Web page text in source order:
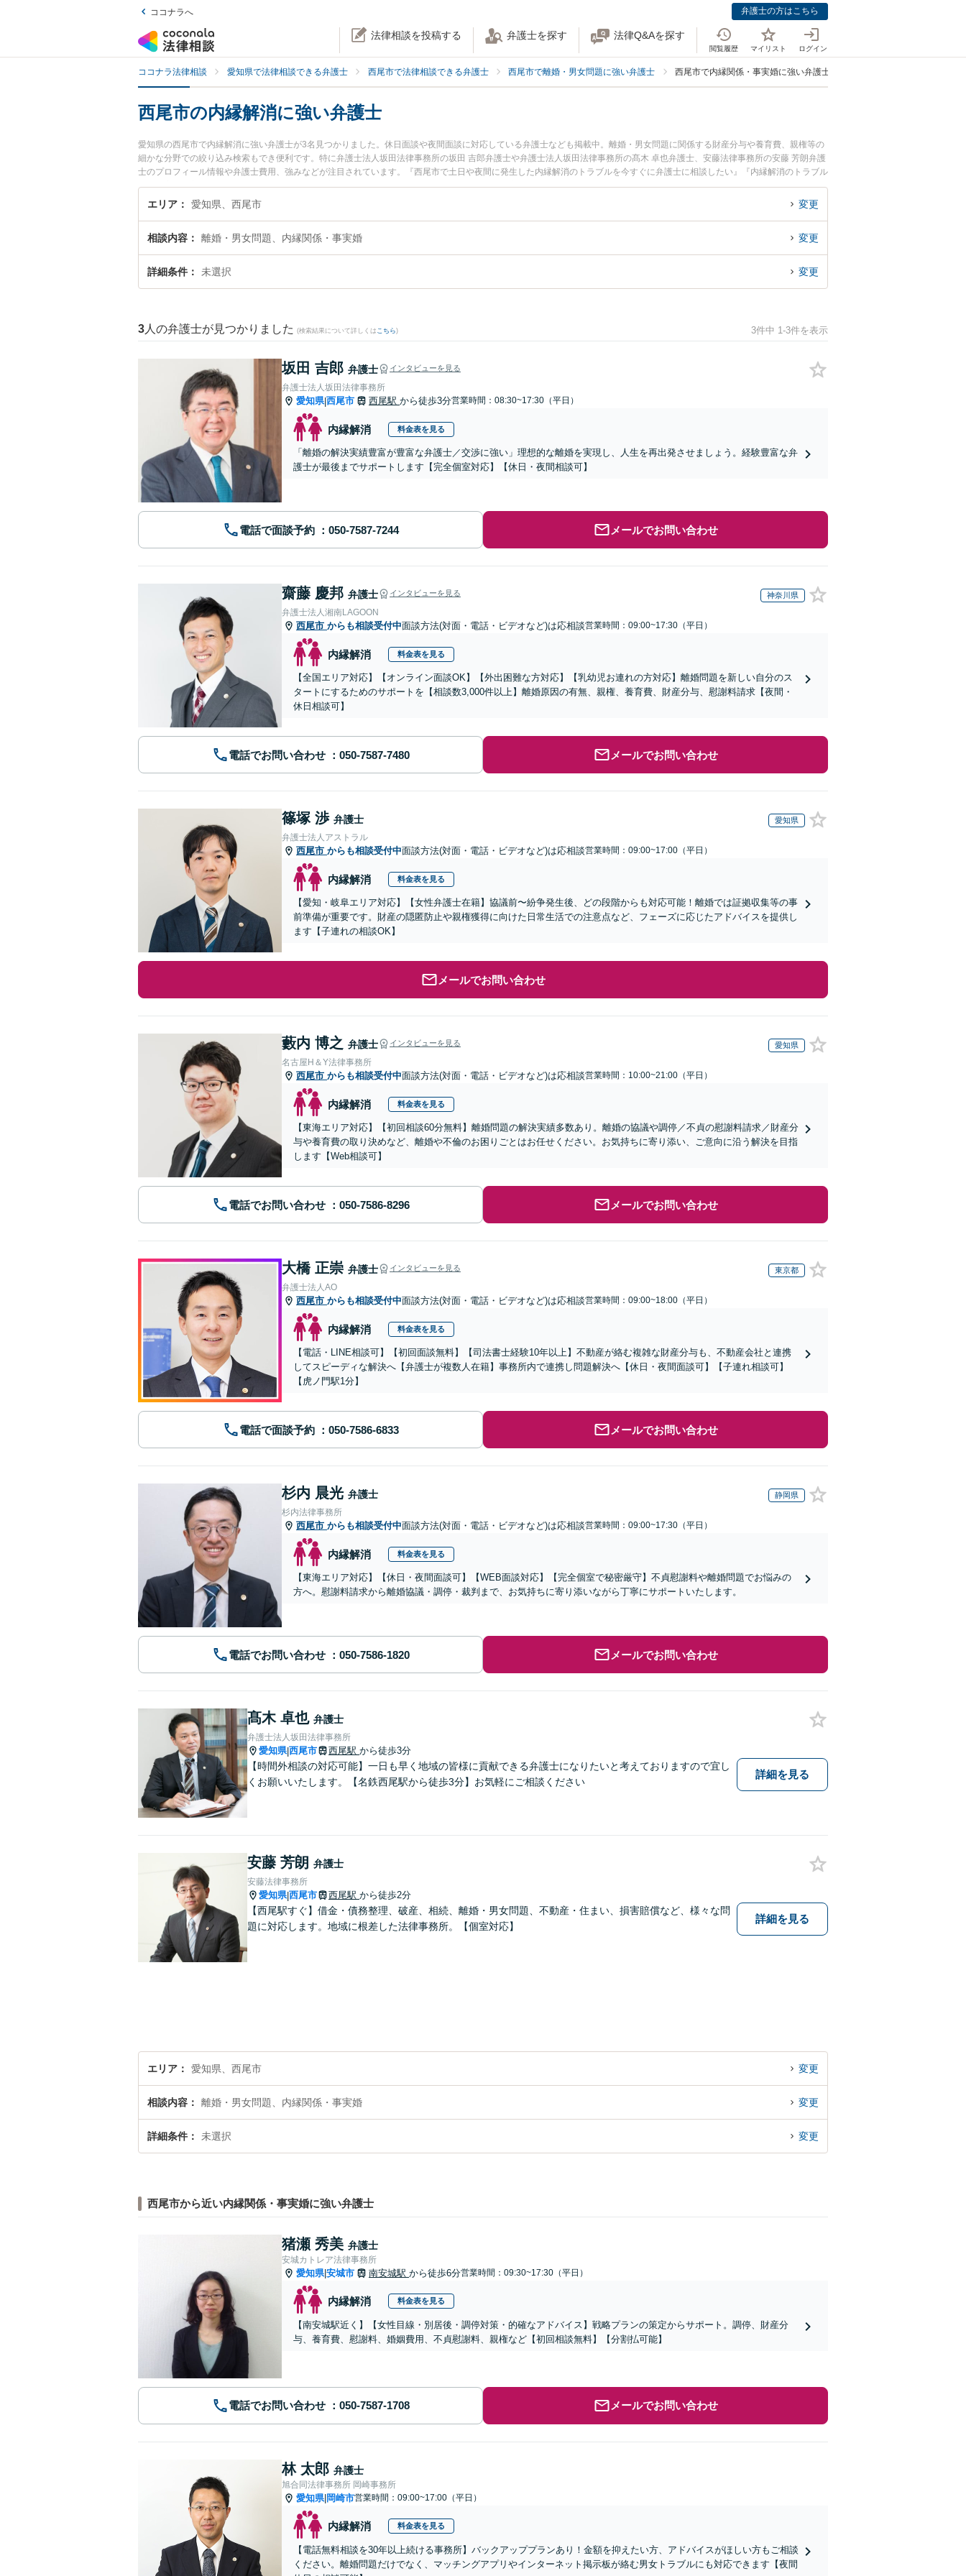
ココナラへ 弁護士の方はこちら
法律相談を投稿する 弁護士を探す 法律Q&Aを探す
閲覧履歴 マイリスト ログイン
ココナラ法律相談 愛知県で法律相談できる弁護士 西尾市で法律相談できる弁護士 西尾市で離婚・男女問題に強い弁護士 西尾市で内縁関係・事実婚に強い弁護士
西尾市の内縁解消に強い弁護士
愛知県の西尾市で内縁解消に強い弁護士が3名見つかりました。休日面談や夜間面談に対応している弁護士なども掲載中。離婚・男女問題に関係する財産分与や養育費、親権等の
細かな分野での絞り込み検索もでき便利です。特に弁護士法人坂田法律事務所の坂田 吉郎弁護士や弁護士法人坂田法律事務所の髙木 卓也弁護士、安藤法律事務所の安藤 芳朗弁護
士のプロフィール情報や弁護士費用、強みなどが注目されています。『西尾市で土日や夜間に発生した内縁解消のトラブルを今すぐに弁護士に相談したい』『内縁解消のトラブル
解決の実績豊富な近くの弁護士を検索したい』『初回相談無料で内縁解消を法律相談できる西尾市内の弁護士に相談予約したい』などでお困りの相談者さんにおすすめです。
エリア 愛知県、西尾市 変更
相談内容 離婚・男女問題、内縁関係・事実婚 変更
詳細条件 未選択 変更
3 人の弁護士が見つかりました (検索結果について詳しくは こちら) 3件中 1-3件を表示
坂田 吉郎 弁護士 インタビューを見る
弁護士法人坂田法律事務所
愛知県|西尾市 西尾駅 から徒歩3分営業時間：08:30~17:30（平日）
内縁解消 料金表を見る
「離婚の解決実績豊富が豊富な弁護士／交渉に強い」理想的な離婚を実現し、人生を再出発させましょう。経験豊富な弁
護士が最後までサポートします【完全個室対応】【休日・夜間相談可】
電話で面談予約 メールでお問い合わせ
齋藤 慶邦 弁護士 インタビューを見る 神奈川県
弁護士法人湘南LAGOON
西尾市 からも相談受付中面談方法(対面・電話・ビデオなど)は応相談営業時間：09:00~17:30（平日）
内縁解消 料金表を見る
【全国エリア対応】【オンライン面談OK】【外出困難な方対応】【乳幼児お連れの方対応】離婚問題を新しい自分のス
タートにするためのサポートを【相談数3,000件以上】離婚原因の有無、親権、養育費、財産分与、慰謝料請求【夜間・
休日相談可】
電話でお問い合わせ メールでお問い合わせ
篠塚 渉 弁護士 愛知県
弁護士法人アストラル
西尾市 からも相談受付中面談方法(対面・電話・ビデオなど)は応相談営業時間：09:00~17:00（平日）
内縁解消 料金表を見る
【愛知・岐阜エリア対応】【女性弁護士在籍】協議前〜紛争発生後、どの段階からも対応可能！離婚では証拠収集等の事
前準備が重要です。財産の隠匿防止や親権獲得に向けた日常生活での注意点など、フェーズに応じたアドバイスを提供し
ます【子連れの相談OK】
メールでお問い合わせ
藪内 博之 弁護士 インタビューを見る 愛知県
名古屋H＆Y法律事務所
西尾市 からも相談受付中面談方法(対面・電話・ビデオなど)は応相談営業時間：10:00~21:00（平日）
内縁解消 料金表を見る
【東海エリア対応】【初回相談60分無料】離婚問題の解決実績多数あり。離婚の協議や調停／不貞の慰謝料請求／財産分
与や養育費の取り決めなど、離婚や不倫のお困りごとはお任せください。お気持ちに寄り添い、ご意向に沿う解決を目指
します【Web相談可】
電話でお問い合わせ メールでお問い合わせ
大橋 正崇 弁護士 インタビューを見る 東京都
弁護士法人AO
西尾市 からも相談受付中面談方法(対面・電話・ビデオなど)は応相談営業時間：09:00~18:00（平日）
内縁解消 料金表を見る
【電話・LINE相談可】【初回面談無料】【司法書士経験10年以上】不動産が絡む複雑な財産分与も、不動産会社と連携
してスピーディな解決へ【弁護士が複数人在籍】事務所内で連携し問題解決へ【休日・夜間面談可】【子連れ相談可】
【虎ノ門駅1分】
電話で面談予約 メールでお問い合わせ
杉内 晨光 弁護士 静岡県
杉内法律事務所
西尾市 からも相談受付中面談方法(対面・電話・ビデオなど)は応相談営業時間：09:00~17:30（平日）
内縁解消 料金表を見る
【東海エリア対応】【休日・夜間面談可】【WEB面談対応】【完全個室で秘密厳守】不貞慰謝料や離婚問題でお悩みの
方へ。慰謝料請求から離婚協議・調停・裁判まで、お気持ちに寄り添いながら丁寧にサポートいたします。
電話でお問い合わせ メールでお問い合わせ
髙木 卓也 弁護士
弁護士法人坂田法律事務所
愛知県|西尾市 西尾駅 から徒歩3分
【時間外相談の対応可能】一日も早く地域の皆様に貢献できる弁護士になりたいと考えておりますので宜し
くお願いいたします。【名鉄西尾駅から徒歩3分】お気軽にご相談ください
詳細を見る
安藤 芳朗 弁護士
安藤法律事務所
愛知県|西尾市 西尾駅 から徒歩2分
【西尾駅すぐ】借金・債務整理、破産、相続、離婚・男女問題、不動産・住まい、損害賠償など、様々な問
題に対応します。地域に根差した法律事務所。【個室対応】
詳細を見る
エリア 愛知県、西尾市 変更
相談内容 離婚・男女問題、内縁関係・事実婚 変更
詳細条件 未選択 変更
西尾市から近い内縁関係・事実婚に強い弁護士
猪瀬 秀美 弁護士
安城カトレア法律事務所
愛知県|安城市 南安城駅 から徒歩6分営業時間：09:30~17:30（平日）
内縁解消 料金表を見る
【南安城駅近く】【女性目線・別居後・調停対策・的確なアドバイス】戦略プランの策定からサポート。調停、財産分
与、養育費、慰謝料、婚姻費用、不貞慰謝料、親権など【初回相談無料】【分割払可能】
電話でお問い合わせ メールでお問い合わせ
林 太郎 弁護士
旭合同法律事務所 岡崎事務所
愛知県| 岡崎市営業時間：09:00~17:00（平日）
内縁解消 料金表を見る
【電話無料相談を30年以上続ける事務所】バックアッププランあり！金額を抑えたい方、アドバイスがほしい方もご相談
ください。離婚問題だけでなく、マッチングアプリやインターネット掲示板が絡む男女トラブルにも対応できます【夜間